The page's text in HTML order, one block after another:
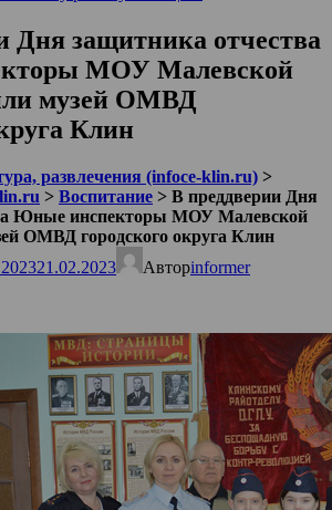
Дня защитника отчества
МОУ Малевской
музей ОМВД
Клин
развлечения (infoce-klin.ru) >
> Воспитание > В преддверии Дня
Юные инспекторы МОУ Малевской
ОМВД городского округа Клин
21.02.2023 Авторinformer